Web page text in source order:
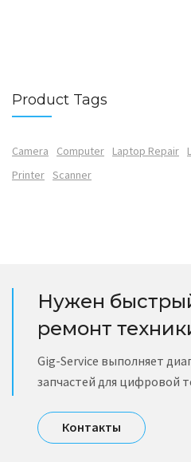
Product Tags
Camera Computer Laptop Repair
Printer Scanner
Нужен
ремонт
Gig-Service выполняет
запчастей для цифровой
Контакты